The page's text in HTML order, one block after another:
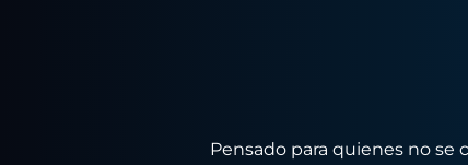
Pensado para quienes no se